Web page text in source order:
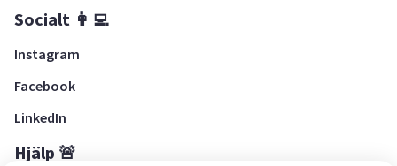
Socialt 👩‍💻
Instagram
Facebook
LinkedIn
Hjälp 🚨